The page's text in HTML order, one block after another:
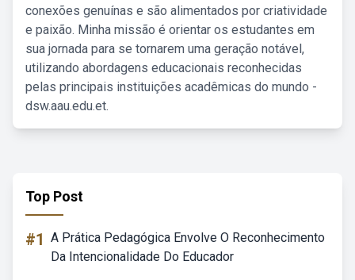
conexões genuínas e são alimentados por criatividade
e paixão. Minha missão é orientar os estudantes em
sua jornada para se tornarem uma geração notável,
utilizando abordagens educacionais reconhecidas
pelas principais instituições acadêmicas do mundo -
dsw.aau.edu.et.
Top Post
#1 A Prática Pedagógica Envolve O Reconhecimento
Da Intencionalidade Do Educador